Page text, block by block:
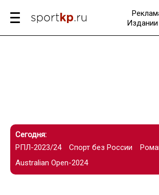
Издании
Сегодня:
РПЛ-2023/24
Спорт без России
Australian Open-2024